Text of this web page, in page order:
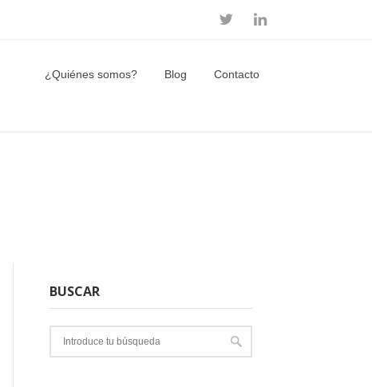
¿Quiénes somos? Blog Contacto
BUSCAR